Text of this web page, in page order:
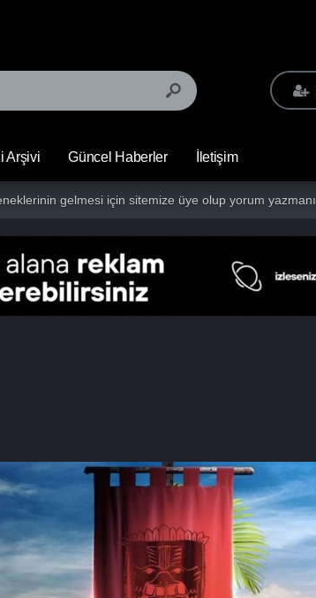
Arşivi Güncel Haberler İletişim
gelmesi için sitemize üye olup yorum